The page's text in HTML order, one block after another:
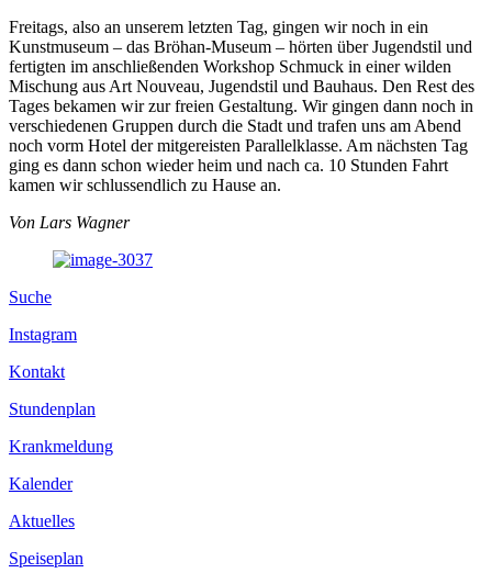
Freitags, also an unserem letzten Tag, gingen wir noch in ein
Kunstmuseum – das Bröhan-Museum – hörten über Jugendstil und
fertigten im anschließenden Workshop Schmuck in einer wilden
Mischung aus Art Nouveau, Jugendstil und Bauhaus. Den Rest des
Tages bekamen wir zur freien Gestaltung. Wir gingen dann noch in
verschiedenen Gruppen durch die Stadt und trafen uns am Abend
noch vorm Hotel der mitgereisten Parallelklasse. Am nächsten Tag
ging es dann schon wieder heim und nach ca. 10 Stunden Fahrt
kamen wir schlussendlich zu Hause an.
Von Lars Wagner
Suche
Instagram
Kontakt
Stundenplan
Krankmeldung
Kalender
Aktuelles
Speiseplan